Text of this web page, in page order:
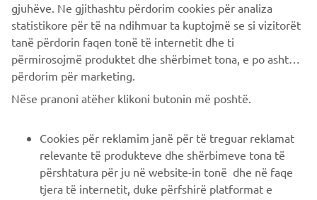
PIÙ YAMAHA
gjuhëve. Ne gjithashtu përdorim cookies për analiza
statistikore për të na ndihmuar ta kuptojmë se si vizitorët
tanë përdorin faqen tonë të internetit dhe ti
përmirosojmë produktet dhe shërbimet tona, e po ashtu ti
përdorim për marketing.
Nëse pranoni atëher klikoni butonin më poshtë.
Cookies për reklamim janë për të treguar reklamat
relevante të produkteve dhe shërbimeve tona të
përshtatura për ju në website-in tonë dhe në faqe
tjera të internetit, duke përfshirë platformat e